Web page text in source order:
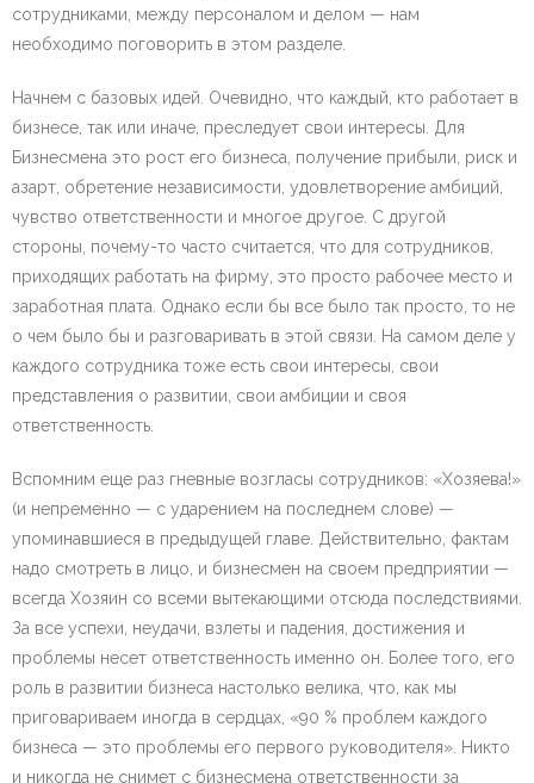
сотрудниками, между персоналом и делом — нам
необходимо поговорить в этом разделе.
Начнем с базовых идей. Очевидно, что каждый, кто работает в
бизнесе, так или иначе, преследует свои интересы. Для
Бизнесмена это рост его бизнеса, получение прибыли, риск и
азарт, обретение независимости, удовлетворение амбиций,
чувство ответственности и многое другое. С другой
стороны, почему-то часто считается, что для сотрудников,
приходящих работать на фирму, это просто рабочее место и
заработная плата. Однако если бы все было так просто, то не
о чем было бы и разговаривать в этой связи. На самом деле у
каждого сотрудника тоже есть свои интересы, свои
представления о развитии, свои амбиции и своя
ответственность.
Вспомним еще раз гневные возгласы сотрудников: «Хозяева!»
(и непременно — с ударением на последнем слове) —
упоминавшиеся в предыдущей главе. Действительно, фактам
надо смотреть в лицо, и бизнесмен на своем предприятии —
всегда Хозяин со всеми вытекающими отсюда последствиями.
За все успехи, неудачи, взлеты и падения, достижения и
проблемы несет ответственность именно он. Более того, его
роль в развитии бизнеса настолько велика, что, как мы
приговариваем иногда в сердцах, «90 % проблем каждого
бизнеса — это проблемы его первого руководителя». Никто
и никогда не снимет с бизнесмена ответственности за